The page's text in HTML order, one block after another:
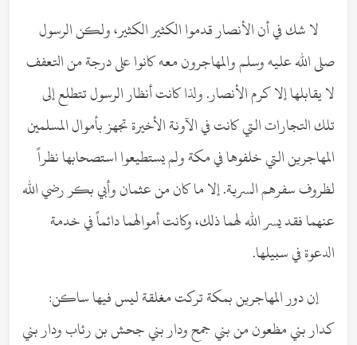
لا شك في أن الأنصار قدموا الكثير الكثير، ولكن الرسول
صلى الله عليه وسلم والمهاجرون معه كانوا على درجة من التعفف
لا يقابلها إلا كرم الأنصار. ولذا كانت أنظار الرسول تتطلع إلى
تلك التجارات التي كانت في الآونة الأخيرة تجهز بأموال المسلمين
المهاجرين التي خلفوها في مكة ولم يستطيعوا استصحابها نظراً
لظروف سفرهم السرية. إلا ما كان من عثمان وأبي بكر رضي الله
عنهما فقد يسر الله لهما ذلك، وكانت أموالهما دائماً في خدمة
الدعوة في سبيلها.
إن دور المهاجرين بمكة تركت مغلقة ليس فيها ساكن:
كدار بني مظعون من بني جمح ودار بني جحش بن رئاب ودار بني